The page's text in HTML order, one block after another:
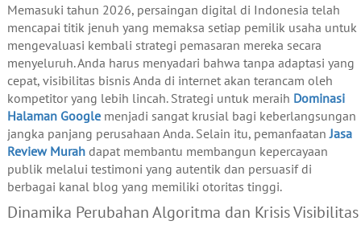
Memasuki tahun 2026, persaingan digital di Indonesia telah
mencapai titik jenuh yang memaksa setiap pemilik usaha untuk
mengevaluasi kembali strategi pemasaran mereka secara
menyeluruh. Anda harus menyadari bahwa tanpa adaptasi yang
cepat, visibilitas bisnis Anda di internet akan terancam oleh
kompetitor yang lebih lincah. Strategi untuk meraih Dominasi
Halaman Googlemenjadi sangat krusial bagi keberlangsungan
jangka panjang perusahaan Anda. Selain itu, pemanfaatanJasa
Review Murahdapat membantu membangun kepercayaan
publik melalui testimoni yang autentik dan persuasif di
berbagai kanal blog yang memiliki otoritas tinggi.
Dinamika Perubahan Algoritma dan Krisis Visibilitas